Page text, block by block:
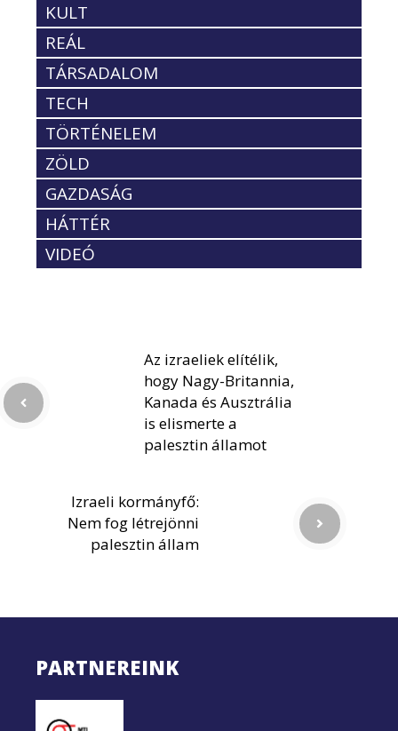
KULT
REÁL
TÁRSADALOM
TECH
TÖRTÉNELEM
ZÖLD
GAZDASÁG
HÁTTÉR
VIDEÓ
Az izraeliek elítélik,
hogy Nagy-Britannia,
Kanada és Ausztrália
is elismerte a
palesztin államot
Izraeli kormányfő:
Nem fog létrejönni
palesztin állam
PARTNEREINK